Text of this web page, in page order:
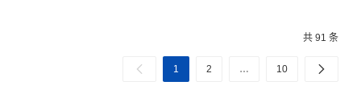
共 91 条
1 2 … 10